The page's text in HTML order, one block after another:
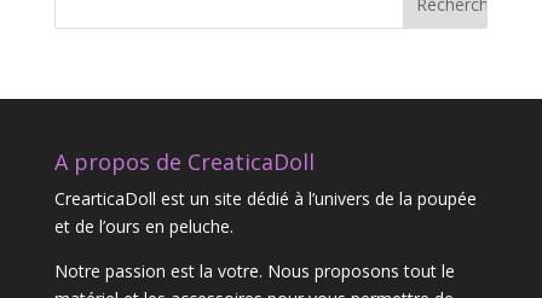
A propos de CreaticaDoll
CrearticaDoll est un site dédié à l’univers de la poupée
et de l’ours en peluche.
Notre passion est la votre. Nous proposons tout le